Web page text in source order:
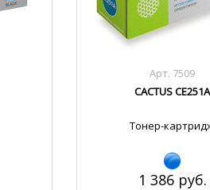
Арт. 7509
CACTUS CE251A
Тонер-
1 386 руб.